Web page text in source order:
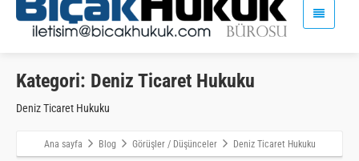
Kategori: Deniz Ticaret Hukuku
Deniz Ticaret Hukuku
Ana sayfa Blog Görüşler / Düşünceler Deniz Ticaret Hukuku